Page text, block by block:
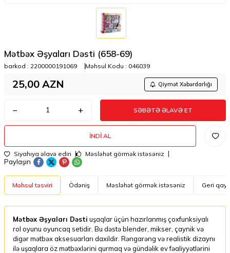
Mətbəx Əşyaları Dəsti (658-69)
barkod : 2200000191069 Məhsul Kodu : 046039
25,00 AZN Qiymət Xəbərdarlığı
SƏBƏTƏ ƏLAVƏ ET
İNDI AL
Siyahıya əlavə edin Məsləhət görmək istəsəniz
Paylaşın
Məhsul təsviri Ödəniş Məsləhət görmək istəsəniz Geri
Mətbəx Əşyaları Dəsti uşaqlar üçün hazırlanmış çoxfunksiyalı
rol oyunu oyuncaq setidir. Bu dəstə blender, mikser, çaynik və
digər mətbəx aksesuarları daxildir. Rəngarəng və realistik dizaynı
ilə uşaqlara öz mətbəxlərini qurmaq və gündəlik ev fəaliyyətlərini